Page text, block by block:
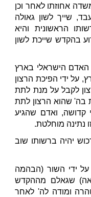
אחוזתו לאחר וכן
שייך לשון גאולה
הראשונית והיא
בהקדש שייכת לשון
האדם הישראלי בארץ
על ידי הפיכת הרצון
לקבל על מנת לתת
בה' שהוא הרצון לתת
קדושה, ואדם שהגיע
נתינה מוחלטת.
יהיה ברשותו שוב
ידי השור (הבהמה
שגאלם מההקדש
ומודה לה' לאחר